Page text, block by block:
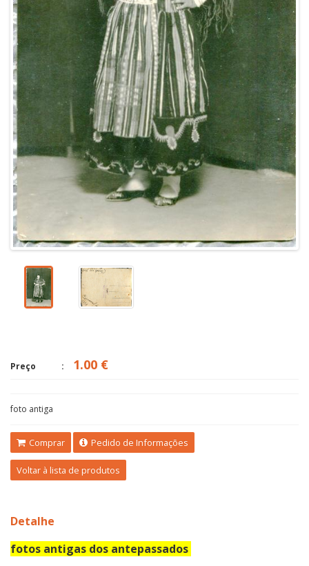
Preço 1.00 €
foto antiga
Comprar Pedido de Informações
Voltar à lista de produtos
Detalhe
fotos antigas dos antepassados